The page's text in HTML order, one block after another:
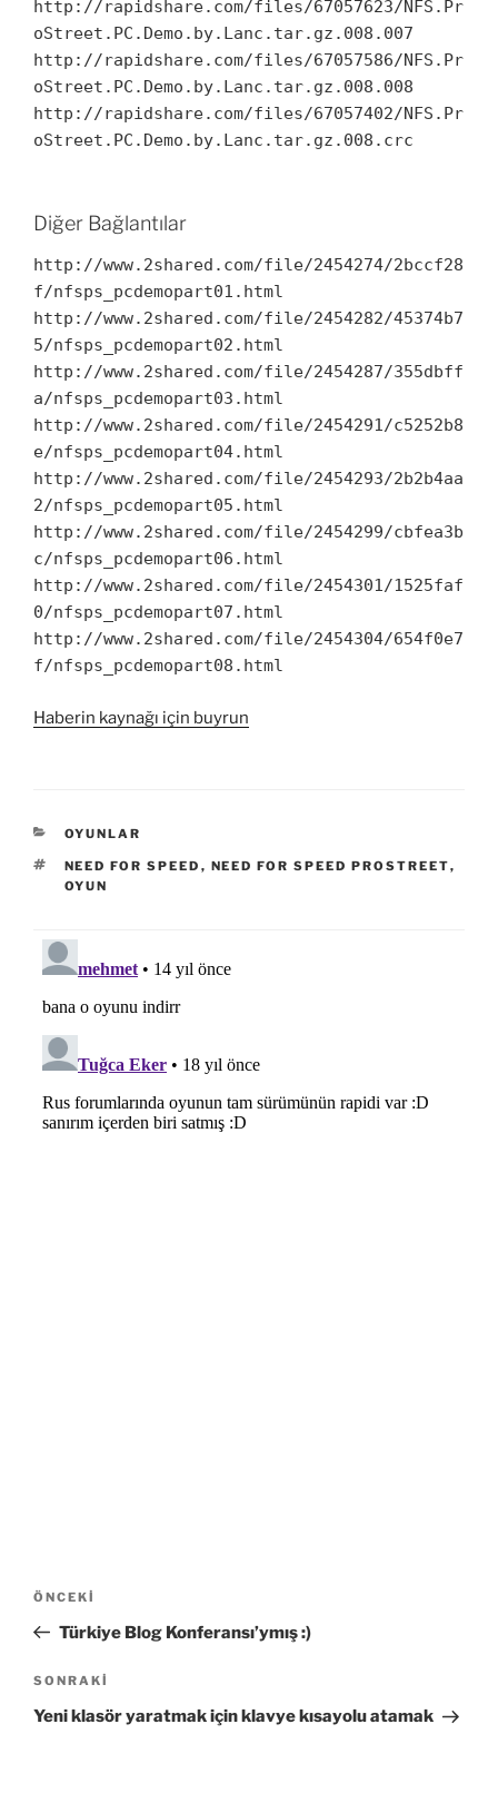
http://rapidshare.com/files/67057623/NFS.Pr
oStreet.PC.Demo.by.Lanc.tar.gz.008.007
http://rapidshare.com/files/67057586/NFS.Pr
oStreet.PC.Demo.by.Lanc.tar.gz.008.008
http://rapidshare.com/files/67057402/NFS.Pr
oStreet.PC.Demo.by.Lanc.tar.gz.008.crc
Diğer Bağlantılar
http://www.2shared.com/file/2454274/2bccf28
f/nfsps_pcdemopart01.html
http://www.2shared.com/file/2454282/45374b7
5/nfsps_pcdemopart02.html
http://www.2shared.com/file/2454287/355dbff
a/nfsps_pcdemopart03.html
http://www.2shared.com/file/2454291/c5252b8
e/nfsps_pcdemopart04.html
http://www.2shared.com/file/2454293/2b2b4aa
2/nfsps_pcdemopart05.html
http://www.2shared.com/file/2454299/cbfea3b
c/nfsps_pcdemopart06.html
http://www.2shared.com/file/2454301/1525faf
0/nfsps_pcdemopart07.html
http://www.2shared.com/file/2454304/654f0e7
f/nfsps_pcdemopart08.html
Haberin kaynağı için buyrun
KATEGORILER
OYUNLAR
ETIKETLER
NEED FOR SPEED , NEED FOR SPEED PROSTREET,
OYUN
Yazı
Önceki
Yazı
ÖNCEKI
Türkiye Blog Konferansı’ymış :)
Sonraki
Yazı
SONRAKI
Yeni klasör yaratmak için klavye kısayolu atamak